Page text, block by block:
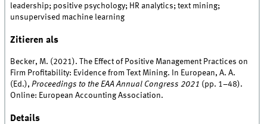
leadership; positive psychology; HR analytics; text mining;
unsupervised machine learning
Zitieren als
Becker, M. (2021). The Effect of Positive Management Practices on
Firm Profitability: Evidence from Text Mining. In European, A. A.
(Ed.),Proceedings to the EAA Annual Congress 2021 (pp. 1–48).
Online: European Accounting Association.
Details